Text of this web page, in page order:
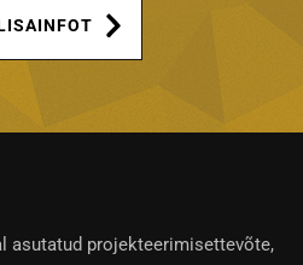
asutatud projekteerimisettevõte,